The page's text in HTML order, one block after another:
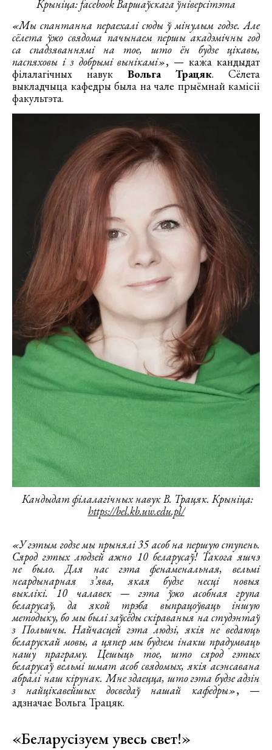
Крыніца: facebook Варшаўскага ўніверсітэта
«Мы спантанна пераехалі сюды ў мінулым годзе. Але
сёлета ўжо свядома пачынаем першы акадэмічны год
са спадзяваннямі на тое, што ён будзе цікавы,
паспяховы і з добрымі вынікамі», — кажа кандыдат
філалагічных навук Вольга Трацяк. Сёлета
выкладчыца кафедры была на чале прыёмнай камісіі
факультэта.
Кандыдат філалагічных навук В. Трацяк. Крыніца:
https://bel.kb.uw.edu.pl/
«У гэтым годзе мы прынялі 35 асоб на першую ступень.
Сярод гэтых людзей ажно 10 беларусаў! Такога яшчэ
не было. Для нас гэта фенаменальная, вельмі
неардынарная з’ява, якая будзе несці новыя
выклікі. 10 чалавек — гэта ўжо асобная група
беларусаў, да якой трэба выпрацоўваць іншую
методыку, бо мы былі заўсёды скіраваныя на студэнтаў
з Польшчы. Найчасцей гэта людзі, якія не ведаюць
беларускай мовы, а цяпер мы будзем інакш прадумваць
нашу праграму. Цешыць тое, што сярод гэтых
беларусаў вельмі шмат асоб свядомых, якія асэнсавана
абралі наш кірунак. Мне здаецца, што гэта будзе адзін
з найцікавейшых досведаў нашай кафедры», —
адзначае Вольга Трацяк.
«Беларусізуем увесь свет!»